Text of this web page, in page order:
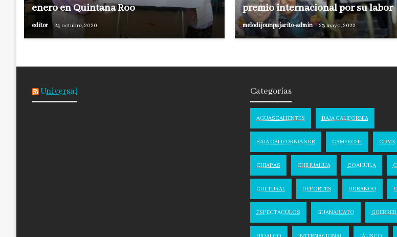
enero en Quintana Roo
editor 24 octubre, 2020
premio internacional por su labor
melodijounpajarito-admin 23 mayo, 2022
Universal Categorías
AGUASCALIENTES BAJA CALIFORNIA
BAJA CALIFORNIA SUR CAMPECHE CDMX
CHIAPAS CHIHUAHUA COAHUILA
CULTURAL DEPORTES DURANGO
ESPECTACULOS GUANAJUATO